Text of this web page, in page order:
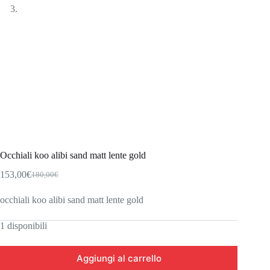
Occhiali koo alibi sand matt lente gold
180,00€
Il
originale
180,00€.
153,00€Il
attuale
153,00€.
occhiali koo alibi sand matt lente gold
1 disponibili
Aggiungi al carrello